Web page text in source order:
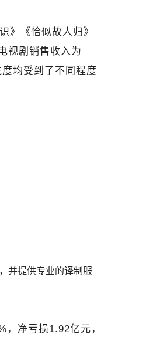
》《恰似故人归》
视剧销售收入为
均受到了不同程度
并提供专业的译制服
净亏损1.92亿元，